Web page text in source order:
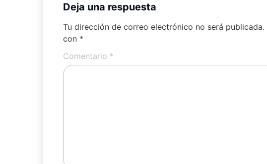
Deja una respuesta
Tu dirección de correo electrónico no será publicada.
con *
Comentario *